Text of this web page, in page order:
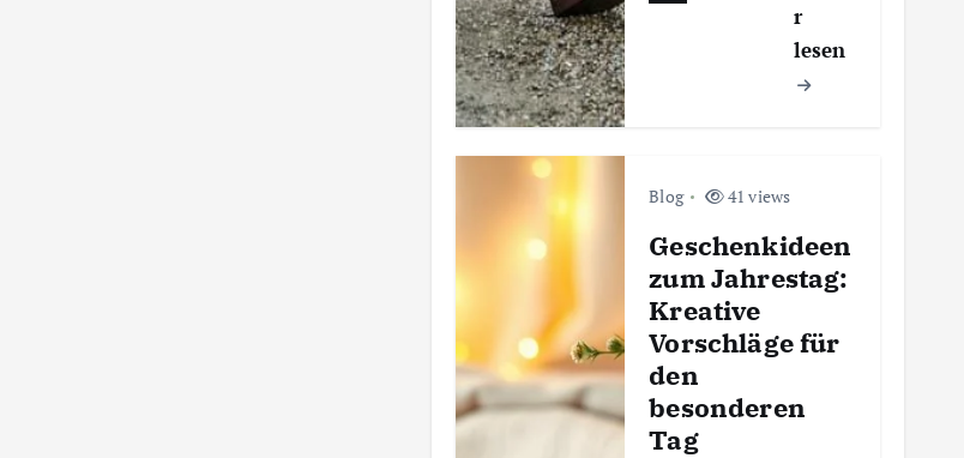
r
lesen
Blog 41 views
Geschenkideen
zum Jahrestag:
Kreative
Vorschläge für
den
besonderen
Tag